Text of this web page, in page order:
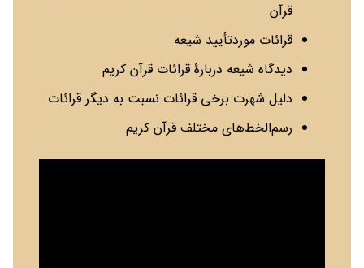
قرآن
قرائات موردتأیید شیعه
دیدگاه شیعه دربارۀ قرائات قرآن کریم
دلیل شهرت برخی قرائات نسبت به دیگر قرائات
رسم‌الخط‌های مختلف قرآن کریم